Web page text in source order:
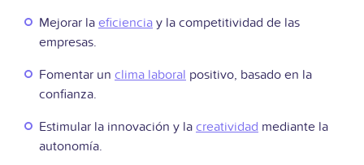
Mejorar la eficiencia y la competitividad de las
empresas.
Fomentar un clima laboral positivo, basado en la
confianza.
Estimular la innovación y la creatividad mediante la
autonomía.